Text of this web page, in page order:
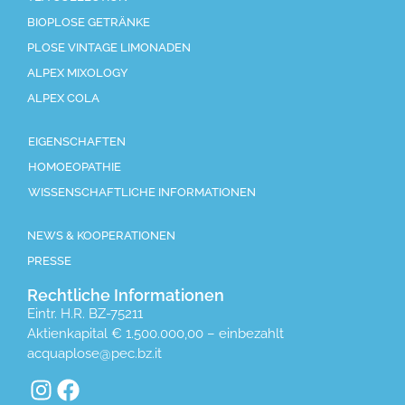
BIOPLOSE GETRÄNKE
PLOSE VINTAGE LIMONADEN
ALPEX MIXOLOGY
ALPEX COLA
EIGENSCHAFTEN
HOMOEOPATHIE
WISSENSCHAFTLICHE INFORMATIONEN
NEWS & KOOPERATIONEN
PRESSE
Rechtliche Informationen
Eintr. H.R. BZ-75211
Aktienkapital € 1.500.000,00 – einbezahlt
acquaplose@pec.bz.it